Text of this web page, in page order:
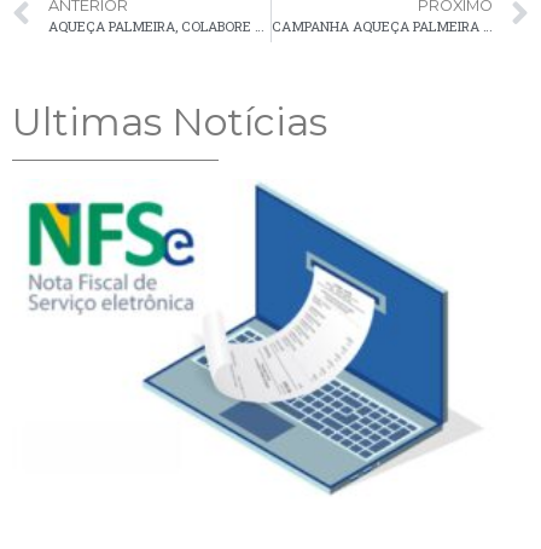
ANTERIOR
PRÓXIMO
Ultimas Notícias